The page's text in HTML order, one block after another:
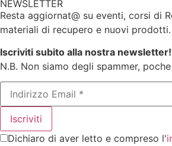
NEWSLETTER
Resta aggiornat@ su eventi, corsi di
materiali di recupero e nuovi prodotti.
Iscriviti subito alla nostra newsletter!
N.B. Non siamo degli spammer,
Dichiaro di aver letto e compreso l'